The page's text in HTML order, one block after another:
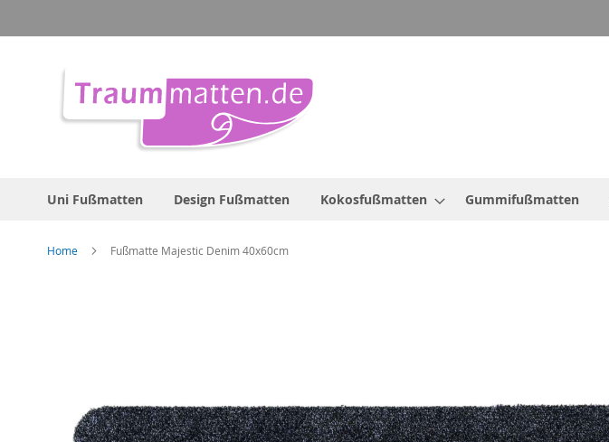
zum
Uni Fußmatten Design Fußmatten Kokosfußmatten Gummifußmatten
Home Fußmatte Majestic Denim 40x60cm